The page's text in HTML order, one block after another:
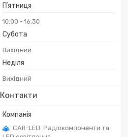
Пʼятниця
10:00 16:30
Субота
Вихідний
Неділя
Вихідний
Контакти
CAR-LED. Радіокомпоненти та